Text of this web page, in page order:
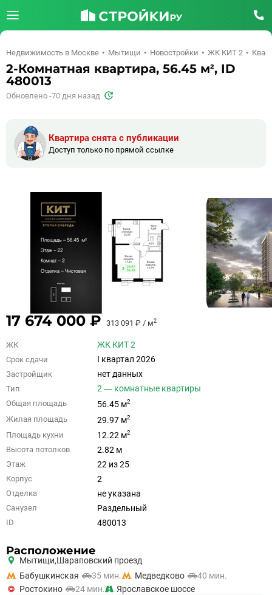
Недвижимость в Москве Мытищи Новостройки ЖК КИТ 2
2-Комнатная квартира, 56.45 м², ID
480013
Обновлено -70 дня назад
Квартира снята с публикации
Доступ только по прямой ссылке
17 674 000 ₽ 313 091 ₽ / м2
ЖК ЖК КИТ 2
Срок сдачи I квартал 2026
Застройщик нет данных
Тип 2 — комнатные квартиры
Общая площадь 56.45 м2
Жилая площадь 29.97 м2
Площадь кухни 12.22 м2
Высота потолков 2.82 м
Этаж 22 из 25
Корпус 2
Отделка не указана
Санузел Раздельный
ID 480013
Расположение
Мытищи,Шараповский проезд
Бабушкинская
35 мин. Медведково
40 мин.
Ростокино
24 мин. Ярославское шоссе